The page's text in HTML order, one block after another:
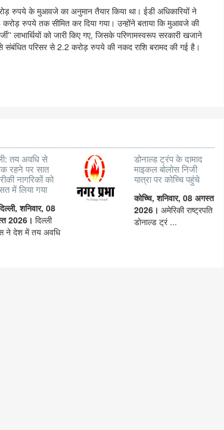
रुपये के मुआवजे का अनुमान तैयार किया था। ईडी अधिकारियों ने
रुपये तक सीमित कर दिया गया। उन्होंने बताया कि मुआवजे की
को जारी किए गए, जिसके परिणामस्वरूप सरकारी खजाने
संबंधित परिसर से 2.2 करोड़ रुपये की नकद राशि बरामद की गई है।
तय अवधि से
रहने पर सात
नागरिकों को
में लिया गया
शनिवार, 08
2026।दिल्ली
ने देश में तय अवधि
डोनाल्ड ट्रंप के दामाद
माइकल बोलोस निजी
यात्रा पर कोच्चि पहुंचे
कोच्चि, शनिवार, 08 अगस्त
2026। अमेरिकी राष्ट्रपति
डोनाल्ड ट्रं ...